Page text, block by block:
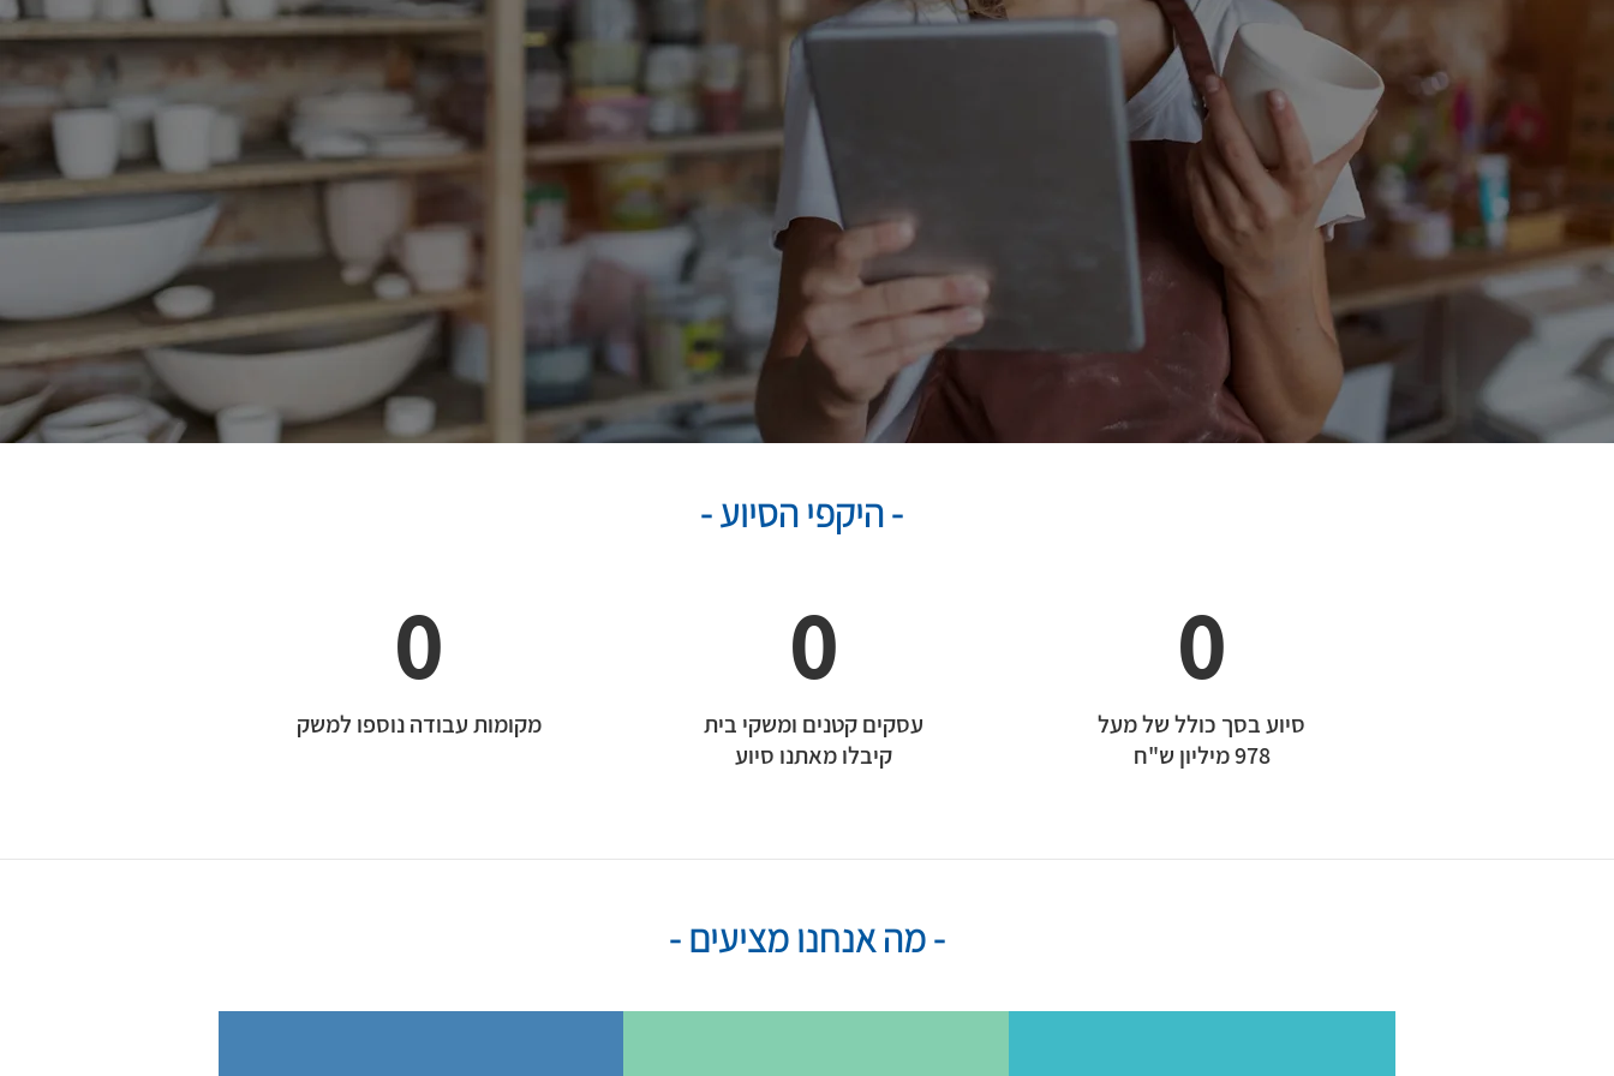
- היקפי הסיוע -
0
מקומות עבודה נוספו למשק
0
עסקים קטנים ומשקי בית
קיבלו מאתנו סיוע
0
סיוע בסך כולל של מעל
978 מיליון ש"ח
- מה אנחנו מציעים -